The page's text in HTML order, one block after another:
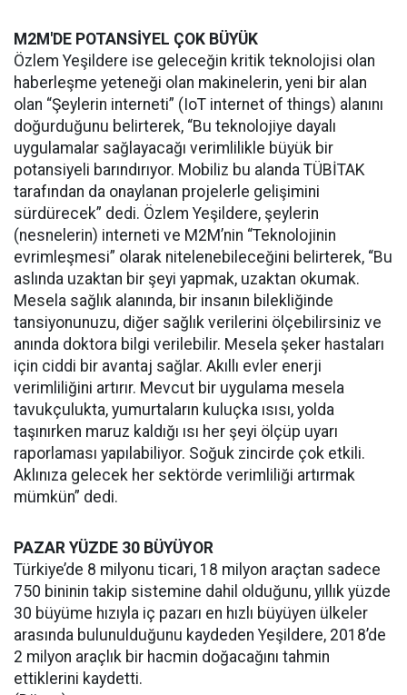
M2M'DE POTANSİYEL ÇOK BÜYÜK
Özlem Yeşildere ise geleceğin kritik teknolojisi olan
haberleşme yeteneği olan makinelerin, yeni bir alan
olan “Şeylerin interneti” (IoT internet of things) alanını
doğurduğunu belirterek, “Bu teknolojiye dayalı
uygulamalar sağlayacağı verimlilikle büyük bir
potansiyeli barındırıyor. Mobiliz bu alanda TÜBİTAK
tarafından da onaylanan projelerle gelişimini
sürdürecek” dedi. Özlem Yeşildere, şeylerin
(nesnelerin) interneti ve M2M’nin “Teknolojinin
evrimleşmesi” olarak nitelenebileceğini belirterek, “Bu
aslında uzaktan bir şeyi yapmak, uzaktan okumak.
Mesela sağlık alanında, bir insanın bilekliğinde
tansiyonunuzu, diğer sağlık verilerini ölçebilirsiniz ve
anında doktora bilgi verilebilir. Mesela şeker hastaları
için ciddi bir avantaj sağlar. Akıllı evler enerji
verimliliğini artırır. Mevcut bir uygulama mesela
tavukçulukta, yumurtaların kuluçka ısısı, yolda
taşınırken maruz kaldığı ısı her şeyi ölçüp uyarı
raporlaması yapılabiliyor. Soğuk zincirde çok etkili.
Aklınıza gelecek her sektörde verimliliği artırmak
mümkün” dedi.
PAZAR YÜZDE 30 BÜYÜYOR
Türkiye’de 8 milyonu ticari, 18 milyon araçtan sadece
750 bininin takip sistemine dahil olduğunu, yıllık yüzde
30 büyüme hızıyla iç pazarı en hızlı büyüyen ülkeler
arasında bulunulduğunu kaydeden Yeşildere, 2018’de
2 milyon araçlık bir hacmin doğacağını tahmin
ettiklerini kaydetti.